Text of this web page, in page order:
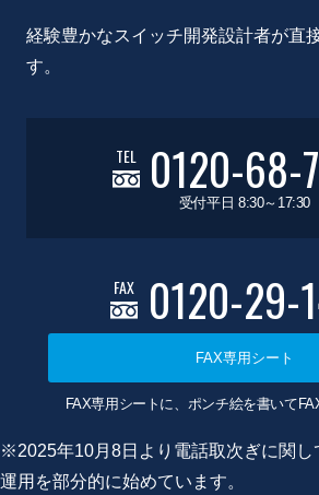
経験豊かなスイッチ開発設計者が直
す。
TEL 0120-68-
受付平日 8:30～17:30
FAX 0120-29-
FAX専用シート
FAX専用シートに、ポンチ絵を書いて
※2025年10月8日より電話取次ぎに関し
運用を部分的に始めています。